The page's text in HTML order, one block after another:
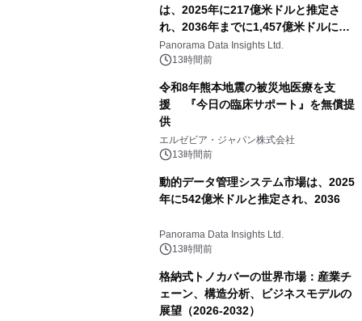
は、2025年に217億米ドルと推定さ
れ、2036年までに1,457億米ドルに達
すると予測されており、予測期間
（2026年～2036年）
Panorama Data Insights Ltd.
13時間前
令和8年熊本地震の被災地医療を支
援 『今日の臨床サポート』を無償提
供
エルゼビア・ジャパン株式会社
13時間前
動的データ管理システム市場は、2025
年に542億米ドルと推定され、2036
Panorama Data Insights Ltd.
13時間前
格納式トノカバーの世界市場：産業チ
ェーン、構造分析、ビジネスモデルの
展望（2026-2032）